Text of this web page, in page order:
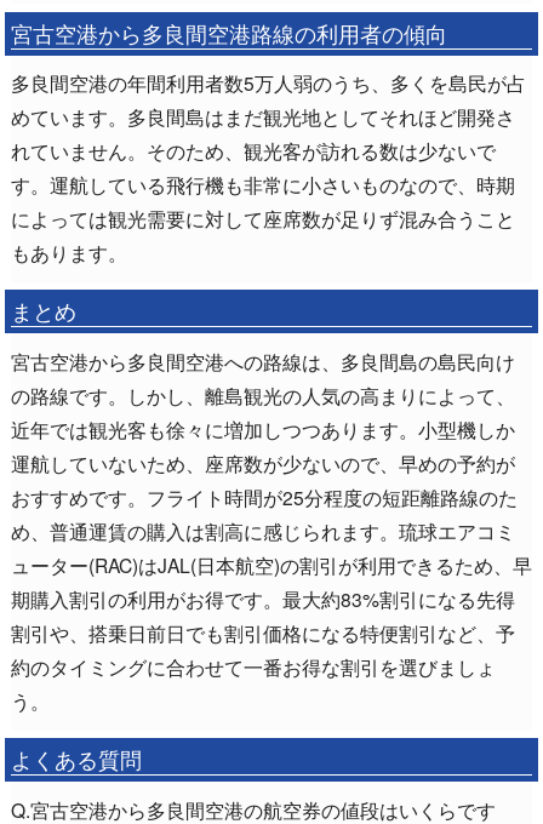
宮古空港から多良間空港路線の利用者の傾向
多良間空港の年間利用者数5万人弱のうち、多くを島民が占
めています。多良間島はまだ観光地としてそれほど開発さ
れていません。そのため、観光客が訪れる数は少ないで
す。運航している飛行機も非常に小さいものなので、時期
によっては観光需要に対して座席数が足りず混み合うこと
もあります。
まとめ
宮古空港から多良間空港への路線は、多良間島の島民向け
の路線です。しかし、離島観光の人気の高まりによって、
近年では観光客も徐々に増加しつつあります。小型機しか
運航していないため、座席数が少ないので、早めの予約が
おすすめです。フライト時間が25分程度の短距離路線のた
め、普通運賃の購入は割高に感じられます。琉球エアコミ
ューター(RAC)はJAL(日本航空)の割引が利用できるため、早
期購入割引の利用がお得です。最大約83%割引になる先得
割引や、搭乗日前日でも割引価格になる特便割引など、予
約のタイミングに合わせて一番お得な割引を選びましょ
う。
よくある質問
Q.宮古空港から多良間空港の航空券の値段はいくらです